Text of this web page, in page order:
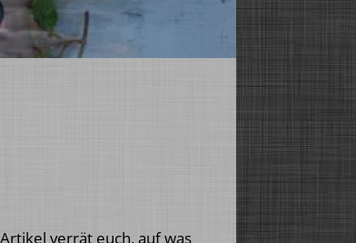
verrät euch, auf was